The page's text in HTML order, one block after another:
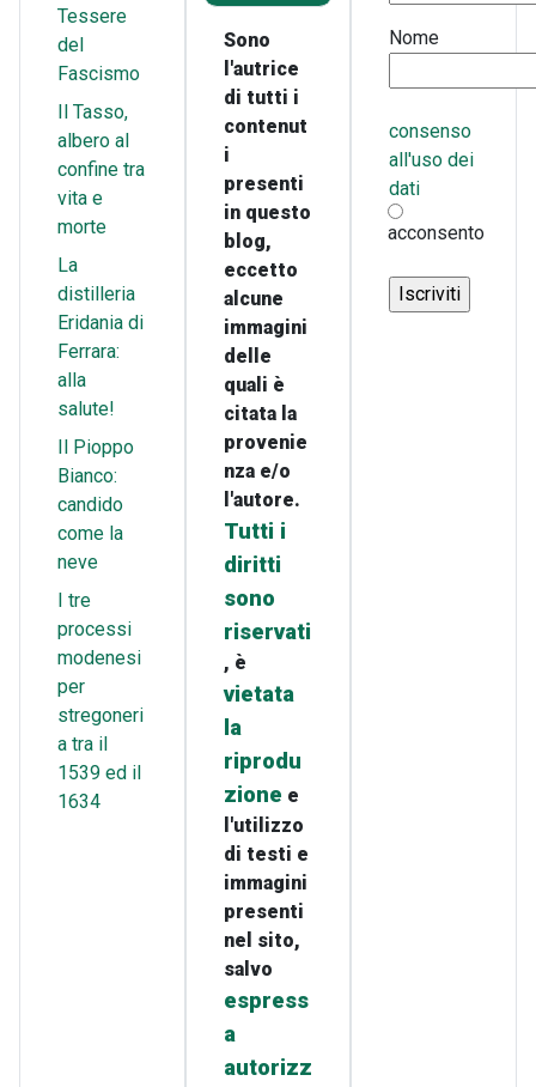
Tessere
del
Fascismo
Il Tasso,
albero al
confine tra
vita e
morte
La
distilleria
Eridania di
Ferrara:
alla
salute!
Il Pioppo
Bianco:
candido
come la
neve
I tre
processi
modenesi
per
stregoneri
a tra il
1539 ed il
1634
Sono
l'autrice
di tutti i
contenut
i
presenti
in questo
blog,
eccetto
alcune
immagini
delle
quali è
citata la
provenie
nza e/o
l'autore.
Tutti i
diritti
sono
riservati
, è
vietata
la
riprodu
zione e
l'utilizzo
di testi e
immagini
presenti
nel sito,
salvo
espress
a
autorizz
Nome
consenso
all'uso dei
dati
acconsento